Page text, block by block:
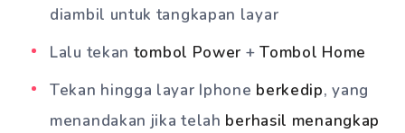
diambil untuk tangkapan layar
Lalu tekan tombol Power +Tombol Home
Tekan hingga layar Iphone berkedip, yang
menandakan jika telah berhasil menangkap